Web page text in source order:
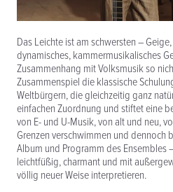
Das Leichte ist am schwersten –
dynamisches, kammermusikalisches
Zusammenhang mit Volksmusik so
Zusammenspiel die klassische
Weltbürgern, die gleichzeitig ganz
einfachen Zuordnung und stiftet eine
von E- und U-Musik, von alt und neu,
Grenzen verschwimmen und dennoch
Album und Programm des Ensembles
leichtfüßig, charmant und mit
völlig neuer Weise interpretieren.​